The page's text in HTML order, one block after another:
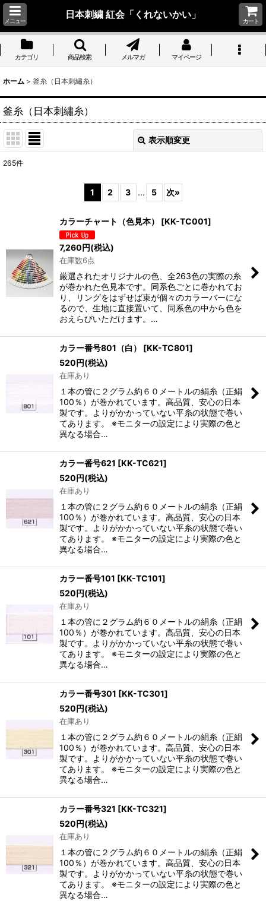
メニュー
日本刺繍 紅会「くれないかい」
カート
カテゴリ 商品検索 メルマガ マイページ
ホーム > 釜糸（日本刺繡糸）
釜糸（日本刺繡糸）
表示順変更
絞り込む
265件
1 2 3 ... 5 次»
カラーチャート（色見本） [KK-TC001]
7,260円(税込)
在庫数6点
厳選されたオリジナルの色、全263色の実際の糸
が巻かれた色見本です。同系色ごとに巻かれてお
り、リングをはずせば束が個々のカラーバーにな
るので、生地に直接置いて、同系色の中から色を
おえらびいただけます。…
カラー番号801（白） [KK-TC801]
520円(税込)
在庫あり
１本の管に２グラム約６０メートルの絹糸（正絹
100％）が巻かれています。高品質、安心の日本
製です。よりがかかっていない平糸の状態で巻い
てあります。 ※モニターの設定により実際の色と
異なる場合…
カラー番号621 [KK-TC621]
520円(税込)
在庫あり
１本の管に２グラム約６０メートルの絹糸（正絹
100％）が巻かれています。高品質、安心の日本
製です。よりがかかっていない平糸の状態で巻い
てあります。 ※モニターの設定により実際の色と
異なる場合…
カラー番号101 [KK-TC101]
520円(税込)
在庫あり
１本の管に２グラム約６０メートルの絹糸（正絹
100％）が巻かれています。高品質、安心の日本
製です。よりがかかっていない平糸の状態で巻い
てあります。 ※モニターの設定により実際の色と
異なる場合…
カラー番号301 [KK-TC301]
520円(税込)
在庫あり
１本の管に２グラム約６０メートルの絹糸（正絹
100％）が巻かれています。高品質、安心の日本
製です。よりがかかっていない平糸の状態で巻い
てあります。 ※モニターの設定により実際の色と
異なる場合…
カラー番号321 [KK-TC321]
520円(税込)
在庫あり
１本の管に２グラム約６０メートルの絹糸（正絹
100％）が巻かれています。高品質、安心の日本
製です。よりがかかっていない平糸の状態で巻い
てあります。 ※モニターの設定により実際の色と
異なる場合…